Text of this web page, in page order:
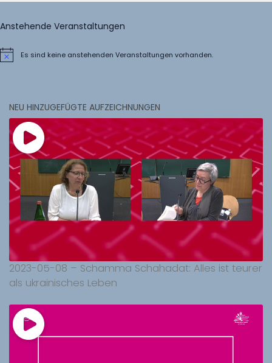
Anstehende Veranstaltungen
HinweisEs sind keine anstehenden Veranstaltungen vorhanden.
NEU HINZUGEFÜGTE AUFZEICHNUNGEN
2023-05-08 – Schamma Schahadat: Alles ist teurer
als ukrainisches Leben